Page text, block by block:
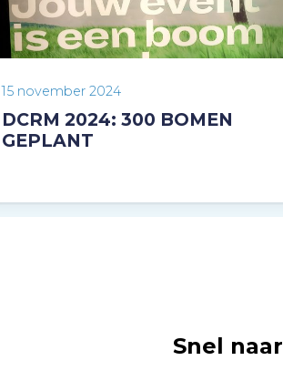
15 november 2024
DCRM 2024: 300 BOMEN
GEPLANT
Snel naar